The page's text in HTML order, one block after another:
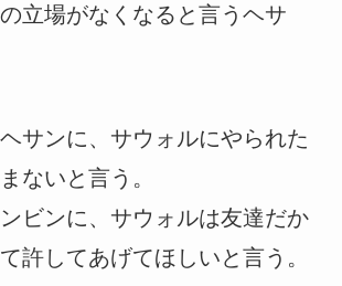
立場がなくなると言うヘサ
サンに、サウォルにやられた
ないと言う。
ビンに、サウォルは友達だか
許してあげてほしいと言う。